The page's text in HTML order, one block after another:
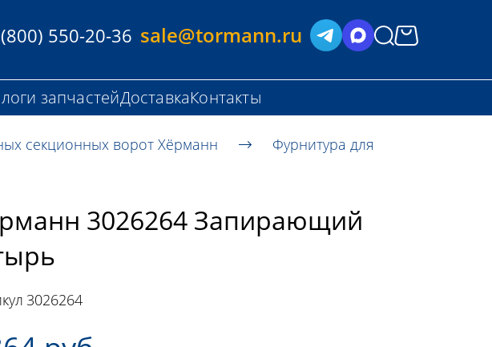
550-20-36 sale@tormann.ru
запчастейДоставкаКонтакты
секционных ворот Хёрманн
Фурнитура для
3026264 Запирающий
3026264